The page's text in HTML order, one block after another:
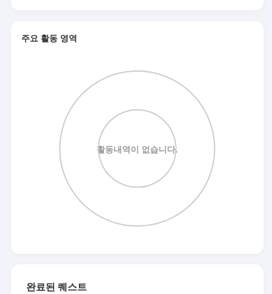
주요 활동 영역
완료된 퀘스트